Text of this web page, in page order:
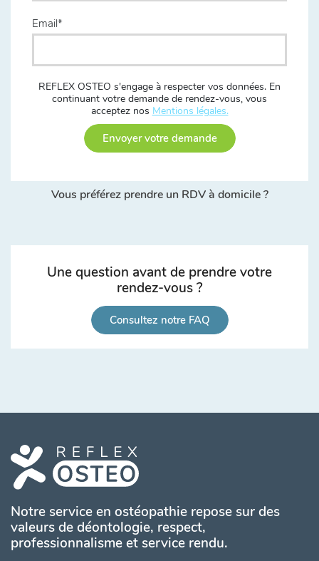
Email
REFLEX OSTEO s'engage à respecter vos données. En
continuant votre demande de rendez-vous, vous
acceptez nos Mentions légales.
Envoyer votre demande
Vous préférez prendre un RDV à domicile ?
Une question avant de prendre votre
rendez-vous ?
Consultez notre FAQ
Notre service en ostéopathie repose sur des
valeurs de déontologie, respect,
professionnalisme et service rendu.